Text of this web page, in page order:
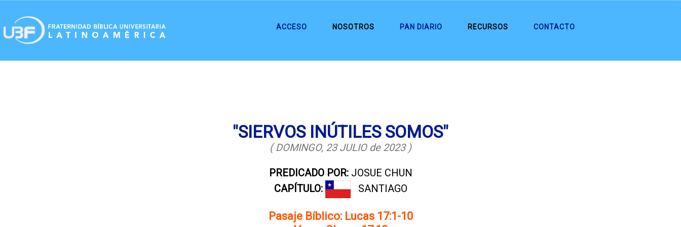
ACCESO NOSOTROS PAN DIARIO RECURSOS CONTACTO
"SIERVOS INÚTILES SOMOS"
( DOMINGO, 23 JULIO de 2023 )
PREDICADO POR: JOSUE CHUN
CAPÍTULO:
SANTIAGO
Pasaje Bíblico: Lucas 17:1-10